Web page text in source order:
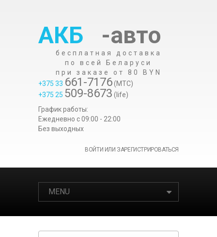
АКБ -авто
бесплатная доставка
по всей Беларуси
при заказе от 80 BYN
+375 33 661-7176(МТС)
+375 25 509-8673 (life)
График работы:
Ежедневно c 09:00 - 22:00
Без выходных
ВОЙТИ ИЛИ ЗАРЕГИСТРИРОВАТЬСЯ
MENU